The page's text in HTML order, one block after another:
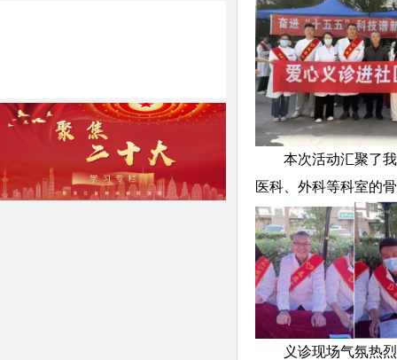
本次活动汇聚了
医科、外科等科室的
义诊现场气氛热